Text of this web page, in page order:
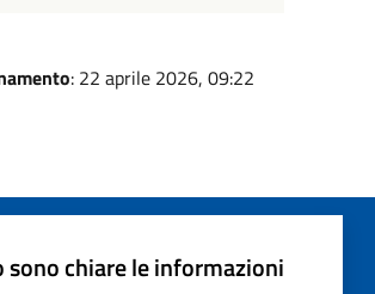
: 22 aprile 2026, 09:22
sono chiare le informazioni